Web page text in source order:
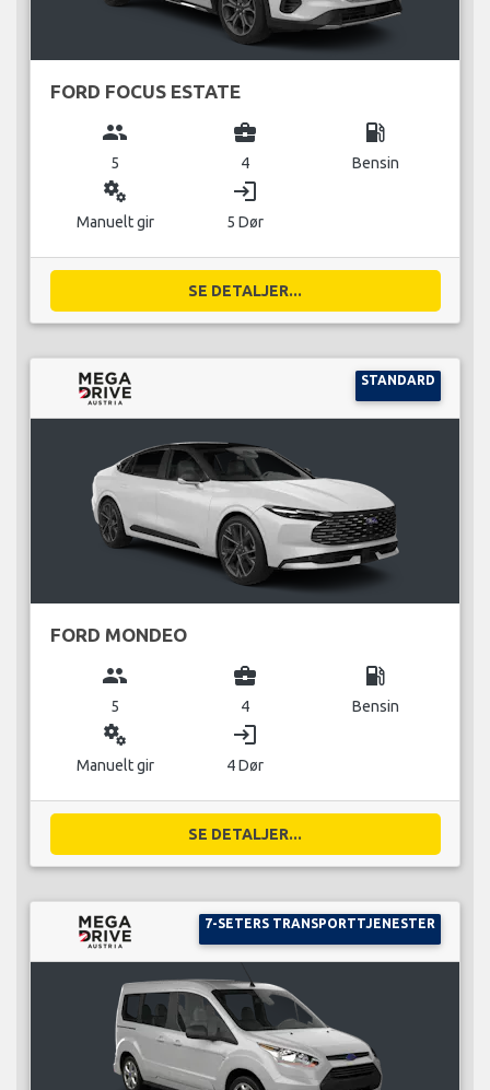
FORD FOCUS ESTATE
group
5
business_center
4
local_gas_station
Bensin
miscellaneous_services
Manuelt gir
login
5 Dør
SE DETALJER...
STANDARD
FORD MONDEO
group
5
business_center
4
local_gas_station
Bensin
miscellaneous_services
Manuelt gir
login
4 Dør
SE DETALJER...
7-SETERS TRANSPORTTJENESTER